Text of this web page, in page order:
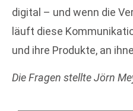
digital – und wenn die
läuft diese
und ihre Produkte, an
Die Fragen stellte Jörn